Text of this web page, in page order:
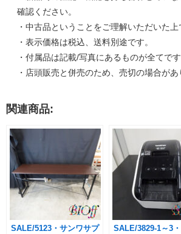
確認ください。
・中古品ということをご理解いただいた
・表示価格は税込、送料別途です。
・付属品は記載/写真にあるものが全てです
・店頭販売と併売のため、売切の場合があ
関連商品:
SALE/5123・サンワサプ
SALE/3829-1～3